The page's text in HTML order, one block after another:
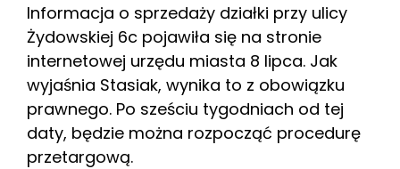
Informacja o sprzedaży działki przy ulicy
Żydowskiej 6c pojawiła się na stronie
internetowej urzędu miasta 8 lipca. Jak
wyjaśnia Stasiak, wynika to z obowiązku
prawnego. Po sześciu tygodniach od tej
daty, będzie można rozpocząć procedurę
przetargową.